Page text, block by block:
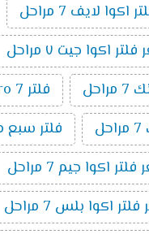
اكوا لايف 7 مراحل
اكوا جيت ٧ مراحل
فلتر ro 7 مراحل
فلتر سبع
اكوا جيم 7 مراحل
اكوا بلس 7 مراحل